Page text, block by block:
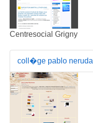
Centresocial Grigny
coll�ge pablo neruda